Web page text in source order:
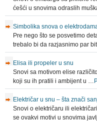
ćešći u snovima odraslih
Simbolika snova o
Pre nego što se posvetimo
trebalo bi da razjasnimo par
Elisa ili propeler u snu
Snovi sa motivom elise
koji su ih pratili i ambijent u …
Električar u snu – šta znači
Snovi o električaru ili
se ovakvi motivi u snovima